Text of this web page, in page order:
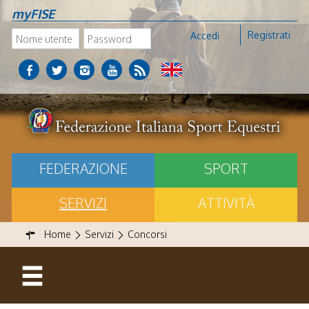
myFISE
Accedi Registrati
FEDERAZIONE
SPORT
SERVIZI
ATTIVITÀ
Home Servizi Concorsi